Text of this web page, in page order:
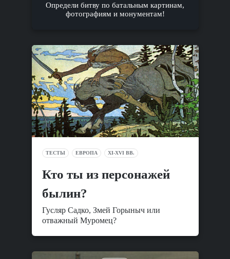
Определи битву по батальным картинам,
фотографиям и монументам!
ТЕСТЫ ЕВРОПА XI-XVI ВВ.
Кто ты из персонажей
былин?
Гусляр Садко, Змей Горыныч или
отважный Муромец?